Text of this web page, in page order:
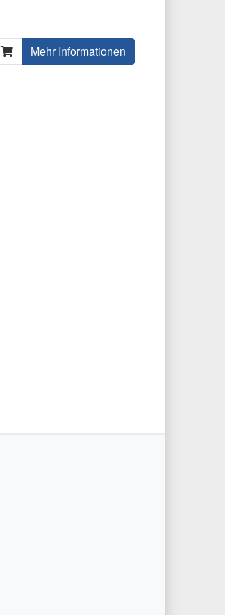
Mehr Informationen